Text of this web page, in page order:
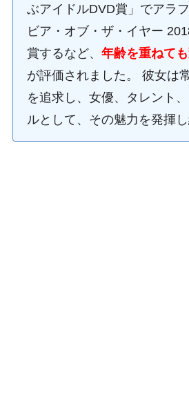
ぶアイドルDVD賞」でアラ
ビア・オブ・ザ・イヤー
賞するなど、 年齢を重ねて
が評価されました。 彼女は
を追求し、女優、タレント
ルとして、その魅力を発揮し